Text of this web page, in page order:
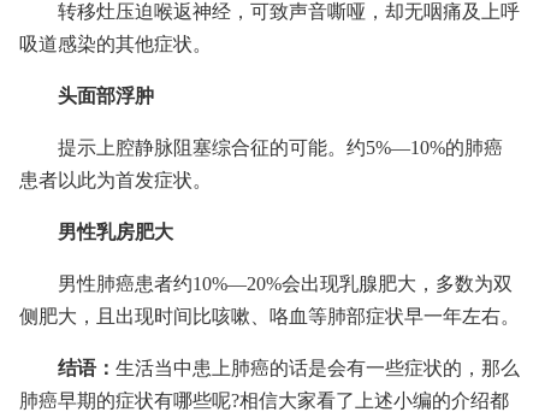
转移灶压迫喉返神经，可致声音嘶哑，却无咽痛及上呼
吸道感染的其他症状。
头面部浮肿
提示上腔静脉阻塞综合征的可能。约5%—10%的肺癌
患者以此为首发症状。
男性乳房肥大
男性肺癌患者约10%—20%会出现乳腺肥大，多数为双
侧肥大，且出现时间比咳嗽、咯血等肺部症状早一年左右。
结语： 生活当中患上肺癌的话是会有一些症状的，那么
肺癌早期的症状有哪些呢?相信大家看了上述小编的介绍都